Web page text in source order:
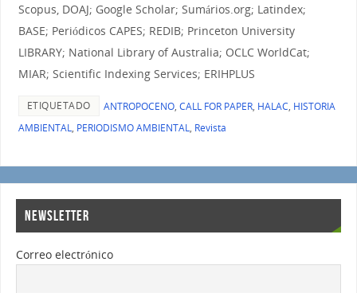
Scopus, DOAJ; Google Scholar; Sumários.org; Latindex;
BASE; Periódicos CAPES; REDIB; Princeton University
LIBRARY; National Library of Australia; OCLC WorldCat;
MIAR; Scientific Indexing Services; ERIHPLUS
ETIQUETADO ANTROPOCENO, CALL FOR PAPER, HALAC, HISTORIA
AMBIENTAL, PERIODISMO AMBIENTAL, Revista
NEWSLETTER
Correo electrónico